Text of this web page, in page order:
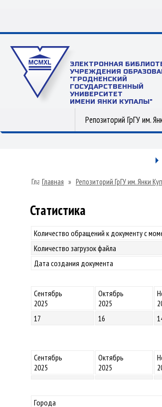
ЭЛЕКТРОННАЯ
УЧРЕЖДЕНИЯ
"ГРОДНЕНСКИЙ
ГОСУДАРСТВЕННЫЙ
УНИВЕРСИТЕТ
ИМЕНИ ЯНКИ КУПАЛЫ"
Репозиторий ГрГУ им.
Главная » Репозиторий ГрГУ им. Янки
Статистика
Количество обращений к документу с
Количество загрузок файла
Дата создания документа
Сентябрь
2025
Октябрь
2025
17
16
Сентябрь
2025
Октябрь
2025
Города